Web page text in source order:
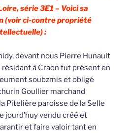
série 3E1 – Voici sa
(voir ci-contre propriété
:
devant nous Pierre Hunault
à Craon fut présent en
soubzmis et obligé
Goullier marchand
Pitelière paroisse de la Selle
jourd’huy vendu créé et
et faire valoir tant en